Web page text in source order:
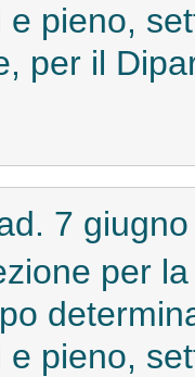
pieno,
per il
7
per
pieno,